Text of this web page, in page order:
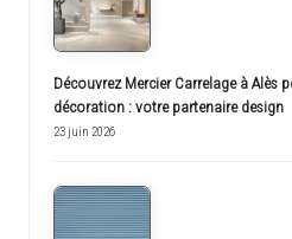
Découvrez Mercier Carrelage à Alès
décoration : votre partenaire design
23 juin 2026